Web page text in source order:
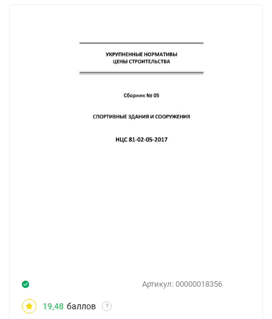
Артикул: 00000018356
19,48 баллов ?